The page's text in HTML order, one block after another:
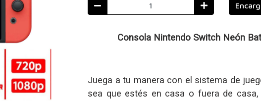
Consola Nintendo Switch Neón
Juega a tu manera con el sistema de
sea que estés en casa o fuera de